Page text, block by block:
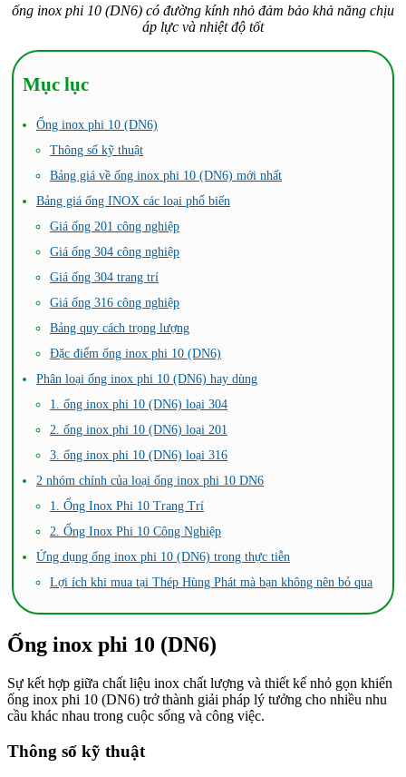
ống inox phi 10 (DN6) có đường kính nhỏ đảm bảo khả năng chịu
áp lực và nhiệt độ tốt
Mục lục
Ống inox phi 10 (DN6)
Thông số kỹ thuật
Bảng giá về ống inox phi 10 (DN6) mới nhất
Bảng giá ống INOX các loại phổ biến
Giá ống 201 công nghiệp
Giá ống 304 công nghiệp
Giá ống 304 trang trí
Giá ống 316 công nghiệp
Bảng quy cách trọng lượng
Đặc điểm ống inox phi 10 (DN6)
Phân loại ống inox phi 10 (DN6) hay dùng
1. ống inox phi 10 (DN6) loại 304
2. ống inox phi 10 (DN6) loại 201
3. ống inox phi 10 (DN6) loại 316
2 nhóm chính của loại ống inox phi 10 DN6
1. Ống Inox Phi 10 Trang Trí
2. Ống Inox Phi 10 Công Nghiệp
Ứng dụng ống inox phi 10 (DN6) trong thực tiễn
Lợi ích khi mua tại Thép Hùng Phát mà bạn không nên bỏ qua
Ống inox phi 10 (DN6)
Sự kết hợp giữa chất liệu inox chất lượng và thiết kế nhỏ gọn khiến
ống inox phi 10 (DN6) trở thành giải pháp lý tưởng cho nhiều nhu
cầu khác nhau trong cuộc sống và công việc.
Thông số kỹ thuật